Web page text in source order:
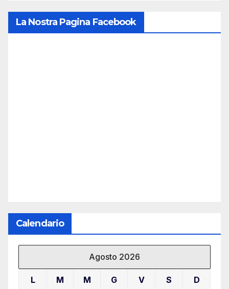
La Nostra Pagina Facebook
Calendario
Agosto 2026
L M M G V S D